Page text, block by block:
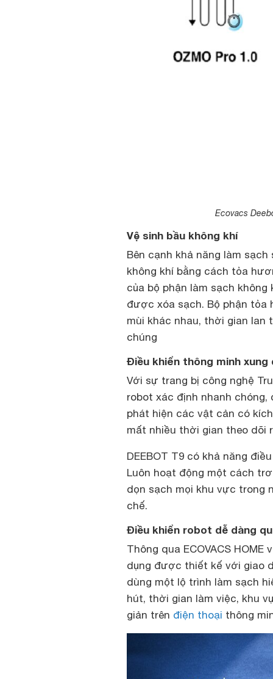
Ecovacs
Vệ sinh bầu không khí
Bên cạnh khả năng làm sạch
không khí bằng cách tỏa
của bộ phận làm sạch
được xóa sạch. Bộ phận tỏa
mùi khác nhau, thời gian lan
chúng
Điều khiển thông minh xung
Với sự trang bị công nghệ
robot xác định nhanh
phát hiện các vật cản có
mất nhiều thời gian theo dõi
DEEBOT T9 có khả năng
Luôn hoạt động một cách
dọn sạch mọi khu vực trong
chế.
Điều khiển robot dễ dàng
Thông qua ECOVACS
dụng được thiết kế với giao
dùng một lộ trình làm sạch
hút, thời gian làm việc, khu
giản trên điện thoại thông